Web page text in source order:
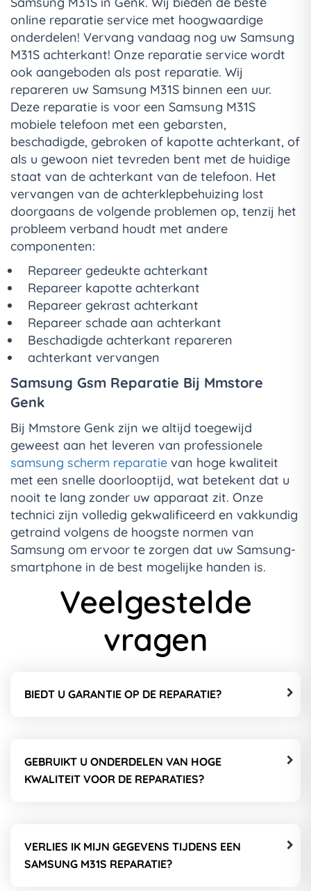
online reparatie service met hoogwaardige
onderdelen! Vervang vandaag nog uw Samsung
M31S achterkant! Onze reparatie service wordt
ook aangeboden als post reparatie. Wij
repareren uw Samsung M31S binnen een uur.
Deze reparatie is voor een Samsung M31S
mobiele telefoon met een gebarsten,
beschadigde, gebroken of kapotte achterkant, of
als u gewoon niet tevreden bent met de huidige
staat van de achterkant van de telefoon. Het
vervangen van de achterklepbehuizing lost
doorgaans de volgende problemen op, tenzij het
probleem verband houdt met andere
componenten:
Repareer gedeukte achterkant
Repareer kapotte achterkant
Repareer gekrast achterkant
Repareer schade aan achterkant
Beschadigde achterkant repareren
achterkant vervangen
Samsung Gsm Reparatie Bij Mmstore
Genk
Bij Mmstore Genk zijn we altijd toegewijd
geweest aan het leveren van professionele
samsung scherm reparatie van hoge kwaliteit
met een snelle doorlooptijd, wat betekent dat u
nooit te lang zonder uw apparaat zit. Onze
technici zijn volledig gekwalificeerd en vakkundig
getraind volgens de hoogste normen van
Samsung om ervoor te zorgen dat uw Samsung-
smartphone in de best mogelijke handen is.
Veelgestelde
vragen
BIEDT U GARANTIE OP DE REPARATIE?
GEBRUIKT U ONDERDELEN VAN HOGE
KWALITEIT VOOR DE REPARATIES?
VERLIES IK MIJN GEGEVENS TIJDENS EEN
SAMSUNG M31S REPARATIE?